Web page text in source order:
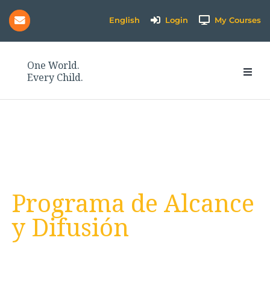
Skip
English Login My Courses
One World.
Every Child.
Programa de Alcance
y Difusión